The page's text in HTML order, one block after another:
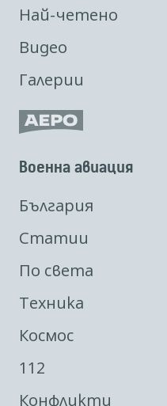
Най-четено
Видео
Галерии
Военна авиация
България
Статии
По света
Техника
Космос
112
Конфликти